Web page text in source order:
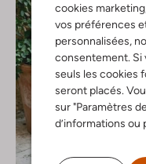
cookies
vos préférences
personnalisées,
consentement. Si
seuls les cookies
seront placés.
sur "Paramètres
d’informations